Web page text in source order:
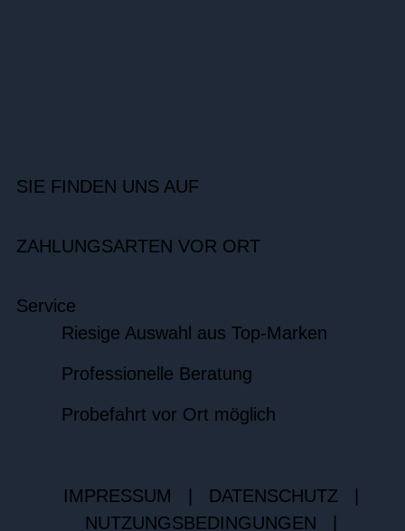
SIE FINDEN UNS AUF
ZAHLUNGSARTEN VOR ORT
Service
Riesige Auswahl aus Top-Marken
Professionelle Beratung
Probefahrt vor Ort möglich
IMPRESSUM DATENSCHUTZ
NUTZUNGSBEDINGUNGEN